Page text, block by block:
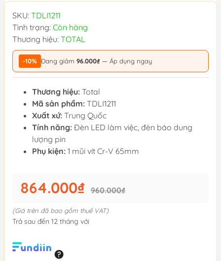
SKU: TDLI1211
Tình trạng: Còn hàng
Thương hiệu: TOTAL
-10% Đang giảm 96.000₫ — Áp dụng ngay
Thương hiệu: Total
Mã sản phẩm: TDLI1211
Xuất xứ: Trung Quốc
Tính năng: Đèn LED làm việc, đèn báo dung
lượng pin
Phụ kiện: 1 mũi vít Cr-V 65mm
864.000₫ 960.000₫
(Giá trên đã bao gồm thuế VAT)
Trả sau đến 12 tháng với